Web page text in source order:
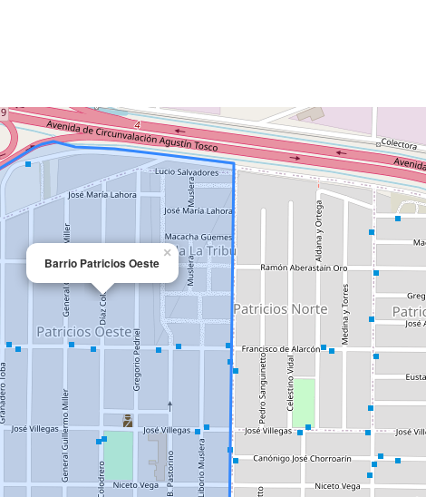
Barrio Patricios Oeste
×